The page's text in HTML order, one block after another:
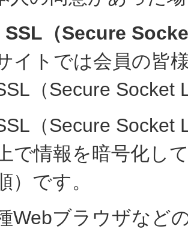
SSL（Secure
イトでは会員の皆
SSL（Secure
SSL（Secure
で情報を暗号化し
）です。
Webブラウザなど